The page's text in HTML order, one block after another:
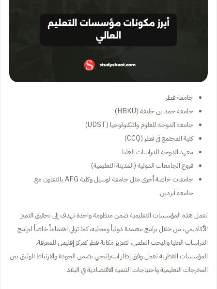
جامعة قطر
جامعة حمد بن خليفة (HBKU)
جامعة الدوحة للعلوم والتكنولوجيا (UDST)
كلية المجتمع في قطر (CCQ)
معهد الدوحة للدراسات العليا
فروع الجامعات الدولية (المدينة التعليمية)
جامعات خاصة أخرى مثل جامعة لوسيل وكلية AFG بالتعاون مع
جامعة أبردين.
تعمل هذه المؤسسات التعليمية ضمن منظومة واحدة تهدف إلى تحقيق التميز
الأكاديمي، من خلال برامج معتمدة دولياً ومحلية، كما تولي اهتماماً خاصاً لبرامج
الدراسات العليا والبحث العلمي، لتعزيز مكانة قطر كمركز إقليمي للمعرفة.
المؤسسات القطرية تعمل وفق إطار استراتيجي يضمن الجودة والارتباط الوثيق بين
المخرجات التعليمية واحتياجات التنمية الاقتصادية في البلاد.